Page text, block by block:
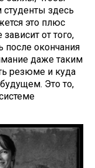
здесь
это плюс
от того,
после окончания
даже таким
резюме и куда
Это то,